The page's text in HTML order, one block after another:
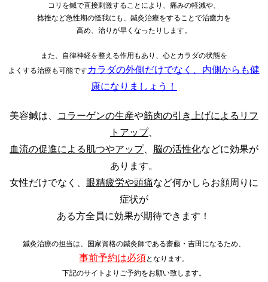
コリを鍼で直接刺激することにより、痛みの軽減や、
捻挫など急性期の怪我にも、鍼灸治療をすることで治癒力を
高め、治りが早くなったりします。
また、自律神経を整える作用もあり、心とカラダの状態を
よくする治療も可能ですカラダの外側だけでなく、内側からも健
康になりましょう！
美容鍼は、 コラーゲンの生産や筋肉の引き上げによるリフ
トアップ、
血流の促進による肌つやアップ、 脳の活性化などに効果が
あります。
女性だけでなく、 眼精疲労や頭痛など何かしらお顔周りに
症状が
ある方全員に効果が期待できます！
鍼灸治療の担当は、国家資格の鍼灸師である齋藤・吉田になるため、
事前予約は必須となります。
下記のサイトよりご予約をお願い致します。